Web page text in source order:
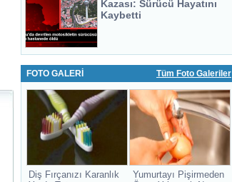
Kazası: Sürücü Hayatını
Kaybetti
FOTO GALERİ Tüm Foto Galeriler
Diş Fırçanızı Karanlık
Yumurtayı Pişirmeden